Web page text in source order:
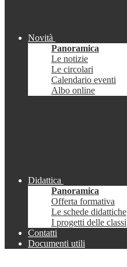
Novità
Panoramica
Le notizie
Le circolari
Calendario eventi
Albo online
Didattica
Panoramica
Offerta formativa
Le schede didattiche
I progetti delle classi
Contatti
Documenti utili